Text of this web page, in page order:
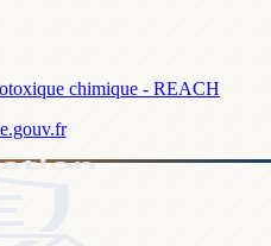
chimique - REACH